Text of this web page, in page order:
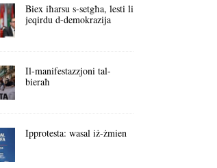
Biex iħarsu s-setgħa, lesti li
jeqirdu d-demokrazija
Il-manifestazzjoni tal-
bieraħ
Ipprotesta: wasal iż-żmien